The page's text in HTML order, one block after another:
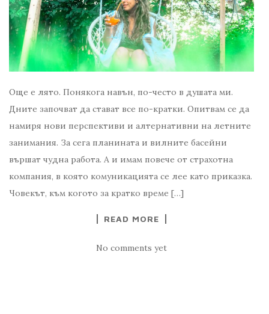
Още е лято. Понякога навън, по-често в душата ми.
Дните започват да стават все по-кратки. Опитвам се да
намиря нови перспективи и алтернативни на летните
занимания. За сега планината и вилните басейни
вършат чудна работа. А и имам повече от страхотна
компания, в която комуникацията се лее като приказка.
Човекът, към когото за кратко време […]
READ MORE
No comments yet